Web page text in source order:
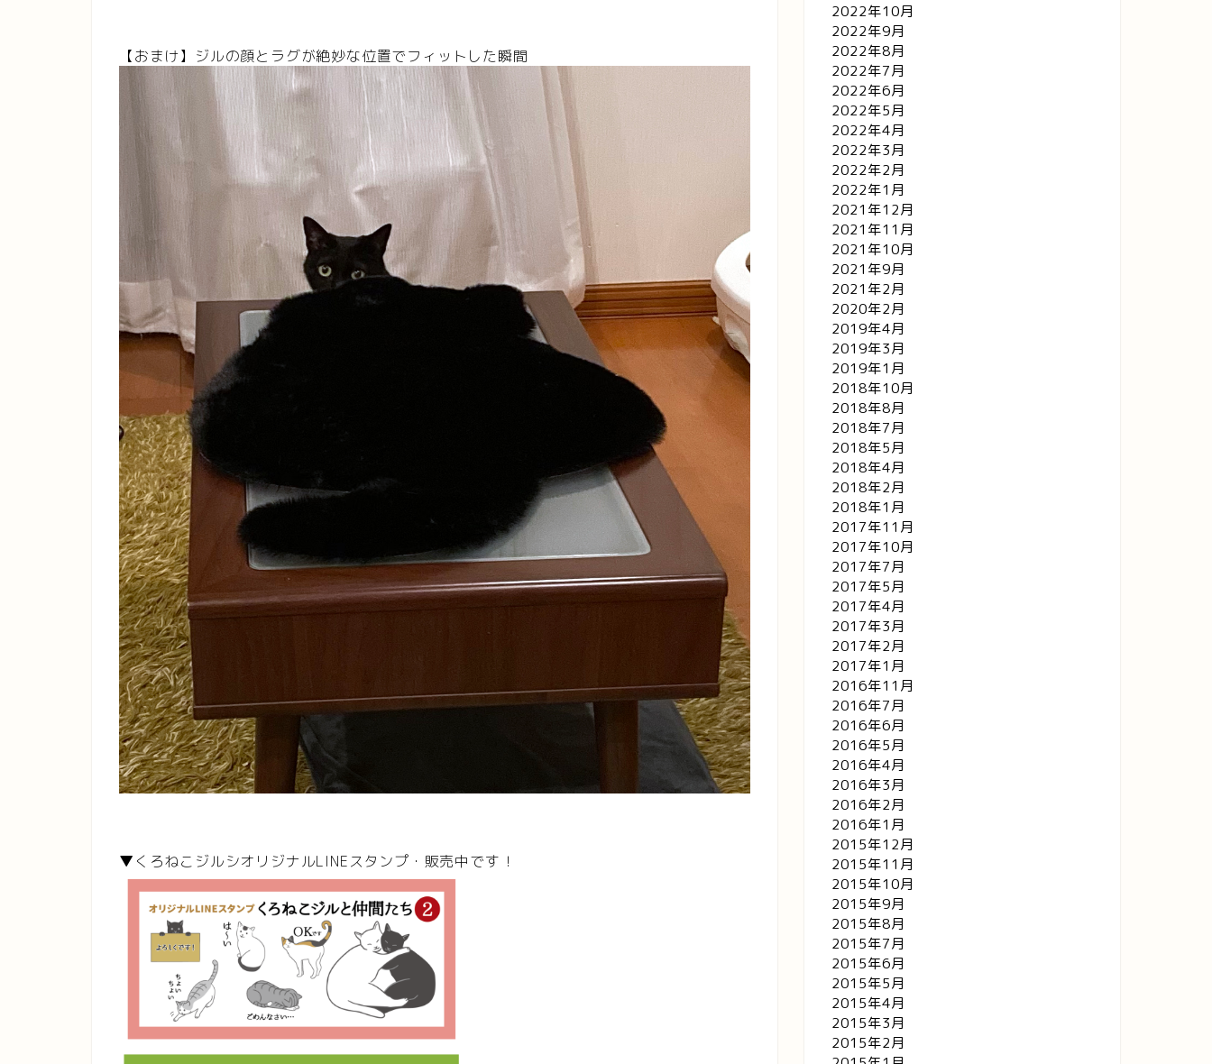
【おまけ】ジルの顔とラグが絶妙な位置でフィットした瞬間
▼くろねこジルシオリジナルLINEスタンプ・販売中です！
2022年10月
2022年9月
2022年8月
2022年7月
2022年6月
2022年5月
2022年4月
2022年3月
2022年2月
2022年1月
2021年12月
2021年11月
2021年10月
2021年9月
2021年2月
2020年2月
2019年4月
2019年3月
2019年1月
2018年10月
2018年8月
2018年7月
2018年5月
2018年4月
2018年2月
2018年1月
2017年11月
2017年10月
2017年7月
2017年5月
2017年4月
2017年3月
2017年2月
2017年1月
2016年11月
2016年7月
2016年6月
2016年5月
2016年4月
2016年3月
2016年2月
2016年1月
2015年12月
2015年11月
2015年10月
2015年9月
2015年8月
2015年7月
2015年6月
2015年5月
2015年4月
2015年3月
2015年2月